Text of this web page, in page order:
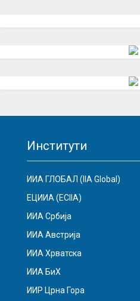
Институти
ИИА ГЛОБАЛ (IIA Global)
ЕЦИИА (ECIIA)
ИИА Србија
ИИА Австрија
ИИА Хрватска
ИИА БиХ
ИИР Црна Гора